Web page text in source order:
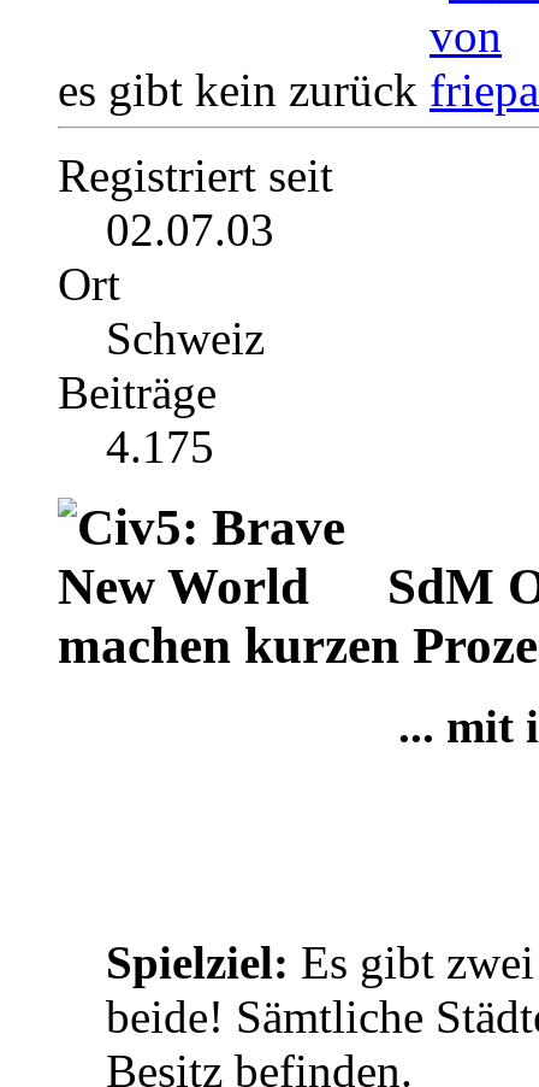
es gibt kein zurück
Registriert seit
02.07.03
Ort
Schweiz
Beiträge
4.175
SdM
machen kurzen
... mit
Spielziel: Es gibt
beide! Sämtliche
Besitz befinden.